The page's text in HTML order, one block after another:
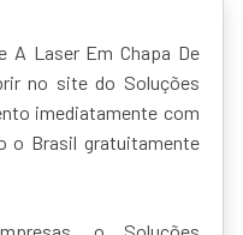
A Laser Em Chapa De
no site do Soluções
imediatamente com
o Brasil gratuitamente